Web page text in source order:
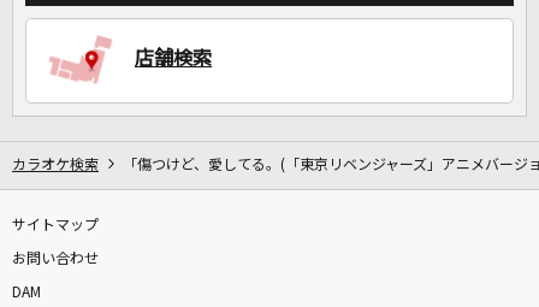
店舗検索
カラオケ検索 「傷つけど、愛してる。(「東京リベンジャーズ」アニメバージ
サイトマップ
お問い合わせ
DAM